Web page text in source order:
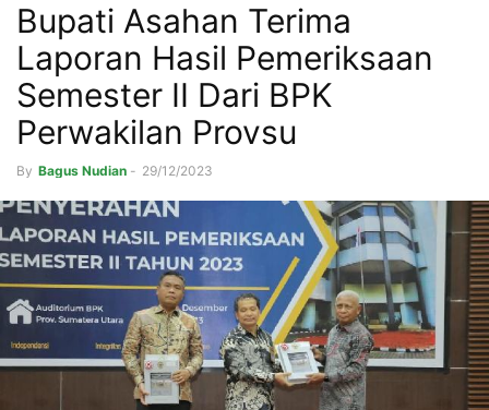
Bupati Asahan Terima
Laporan Hasil Pemeriksaan
Semester II Dari BPK
Perwakilan Provsu
By Bagus Nudian - 29/12/2023